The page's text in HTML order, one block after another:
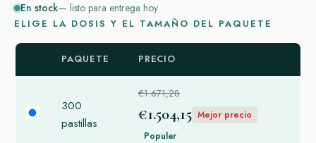
En stock— listo para entrega hoy
ELIGE LA DOSIS Y EL TAMAÑO DEL PAQUETE
PAQUETE PRECIO
300
pastillas
€1.671,28
€1.504,15 Mejor precio
Popular